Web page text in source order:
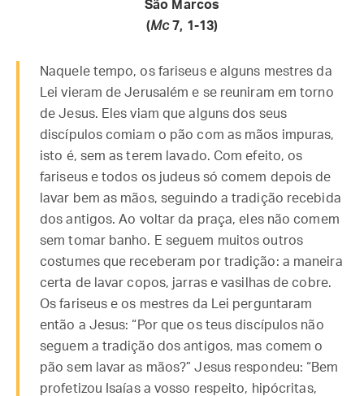
São Marcos
(Mc7, 1-13)
Naquele tempo, os fariseus e alguns mestres da
Lei vieram de Jerusalém e se reuniram em torno
de Jesus. Eles viam que alguns dos seus
discípulos comiam o pão com as mãos impuras,
isto é, sem as terem lavado. Com efeito, os
fariseus e todos os judeus só comem depois de
lavar bem as mãos, seguindo a tradição recebida
dos antigos. Ao voltar da praça, eles não comem
sem tomar banho. E seguem muitos outros
costumes que receberam por tradição: a maneira
certa de lavar copos, jarras e vasilhas de cobre.
Os fariseus e os mestres da Lei perguntaram
então a Jesus: “Por que os teus discípulos não
seguem a tradição dos antigos, mas comem o
pão sem lavar as mãos?” Jesus respondeu: “Bem
profetizou Isaías a vosso respeito, hipócritas,